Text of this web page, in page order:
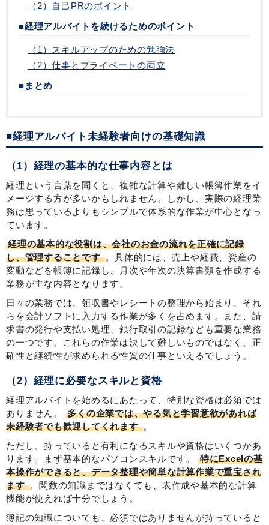
（2）自己PRのポイント
■経理アルバイトを続けるためのポイント
（1）スキルアップのための勉強法
（2）仕事とプライベートの両立
■まとめ
■経理アルバイト未経験者向けの基礎知識
（1）経理の基本的な仕事内容とは
経理という言葉を聞くと、複雑な計算や難しい帳簿作業をイ
メージする方が多いかもしれません。しかし、実際の経理業
務は思っているよりもシンプルで体系的な作業が中心となっ
ています。
経理の基本的な役割は、会社のお金の流れを正確に記録
し、管理することです 。具体的には、売上や経費、資産の
変動などを帳簿に記録し、月次や年次の決算書類を作成する
業務が主な内容となります。
日々の業務では、領収書やレシートの整理から始まり、それ
らを会計ソフトに入力する作業が多くを占めます。また、請
求書の発行や支払い処理、銀行取引の記録なども重要な業務
の一つです。これらの作業は決して難しいものではなく、正
確性と継続性が求められる性質の仕事といえるでしょう。
（2）経理に必要なスキルと資格
経理アルバイトを始めるにあたって、特別な資格は必須では
ありません。多くの企業では、やる気と学習意欲があれば
未経験者でも歓迎してくれます 。
ただし、持っていると有利になるスキルや資格はいくつかあ
ります。まず基本的なパソコンスキルです。
特にExcelの基
本操作ができると、データ整理や簡単な計算作業で重宝され
ます 。関数の知識まではなくても、表作成や基本的な計算
機能が使えれば十分でしょう。
簿記の知識についても、必須ではありませんが持っていると